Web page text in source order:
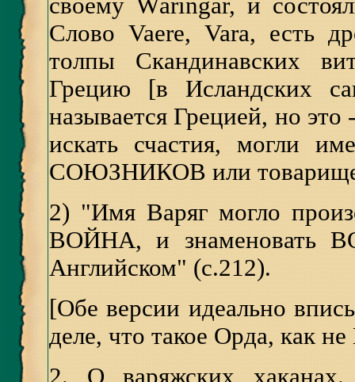
своему Wäringar, и
Слово Vaere, Vara, есть
толпы Скандинавских
Грецию [в Исландских
называется Грецией, но
искать счастия, могли
СОЮЗНИКОВ или
2) "Имя Варяг могло
ВОЙНА, и знаменовать
Английском" (с.212).
[Обе версии идеально
деле, что такое Орда,
2. О варяжских хаканах.